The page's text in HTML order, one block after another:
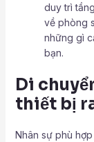
duy trì
về phòng
những gì
bạn.
Di
thiết bị
Nhân sự phù